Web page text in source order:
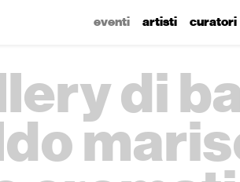
eventi artisti curatori
di